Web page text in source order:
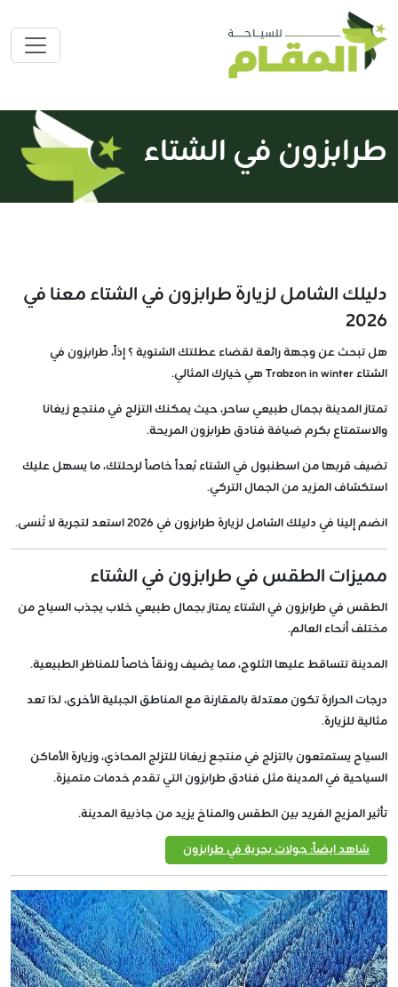
طرابزون في الشتاء
دليلك الشامل لزيارة طرابزون في الشتاء معنا في
2026
هل تبحث عن وجهة رائعة لقضاء عطلتك الشتوية ؟ إذاً، طرابزون في
الشتاء Trabzon in winter هي خيارك المثالي.
تمتاز المدينة بجمال طبيعي ساحر، حيث يمكنك التزلج في منتجع زيغانا
والاستمتاع بكرم ضيافة فنادق طرابزون المريحة.
تضيف قربها من اسطنبول في الشتاء بُعداً خاصاً لرحلتك، ما يسهل عليك
استكشاف المزيد من الجمال التركي.
انضم إلينا في دليلك الشامل لزيارة طرابزون في 2026 استعد لتجربة لا تُنسى.
مميزات الطقس في طرابزون في الشتاء
الطقس في طرابزون في الشتاء يمتاز بجمال طبيعي خلاب يجذب السياح من
مختلف أنحاء العالم.
المدينة تتساقط عليها الثلوج، مما يضيف رونقاً خاصاً للمناظر الطبيعية.
درجات الحرارة تكون معتدلة بالمقارنة مع المناطق الجبلية الأخرى، لذا تعد
مثالية للزيارة.
السياح يستمتعون بالتزلج في منتجع زيغانا للتزلج المحاذي، وزيارة الأماكن
السياحية في المدينة مثل فنادق طرابزون التي تقدم خدمات متميزة.
تأثير المزيج الفريد بين الطقس والمناخ يزيد من جاذبية المدينة.
شاهد ايضاً: جولات بحرية في طرابزون